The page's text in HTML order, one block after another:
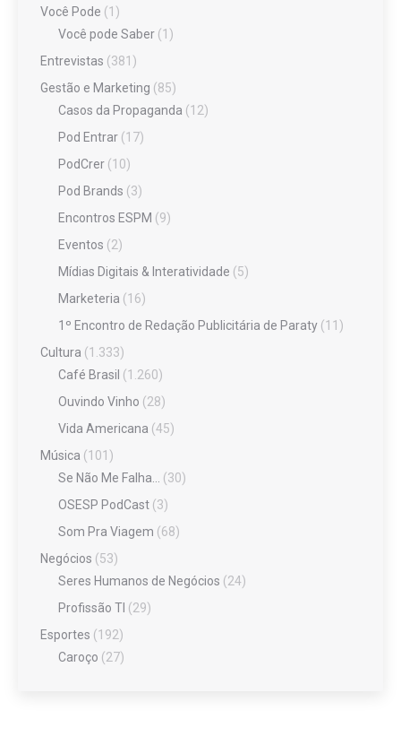
Você Pode (1)
Você pode Saber (1)
Entrevistas (381)
Gestão e Marketing (85)
Casos da Propaganda (12)
Pod Entrar (17)
PodCrer (10)
Pod Brands (3)
Encontros ESPM (9)
Eventos (2)
Mídias Digitais & Interatividade (5)
Marketeria (16)
1º Encontro de Redação Publicitária de Paraty (11)
Cultura (1.333)
Café Brasil (1.260)
Ouvindo Vinho (28)
Vida Americana (45)
Música (101)
Se Não Me Falha…
(30)
OSESP PodCast (3)
Som Pra Viagem (68)
Negócios (53)
Seres Humanos de Negócios (24)
Profissão TI (29)
Esportes (192)
Caroço (27)